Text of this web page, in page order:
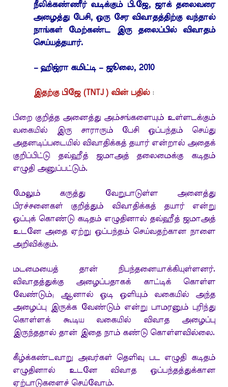
நீலிக்கண்ணீர் வடிக்கும் பி.ஜே, ஜாக் தலைவரை
அழைத்து பேசி, ஒரு சேர விவாதத்திற்கு வந்தால்
நாங்கள் மேற்கண்ட இரு தலைப்பில் விவாதம்
செய்யத்தயார்.
– ஹிஜ்ரா கமிட்டி – ஜூலை, 2010
இதற்கு பிஜே (TNTJ ) வின் பதில் :
பிறை குறித்த அனைத்து அம்சங்களையும் உள்ளடக்கும்
வகையில் இரு சாராரும் பேசி ஒப்பந்தம் செய்து
அதனடிப்படையில் விவாதிக்கத் தயார் என்றால் அதைக்
குறிப்பிட்டு தவ்ஹீத் ஜமாஅத் தலைமைக்கு கடிதம்
எழுதி அனுப்பட்டும்.
மேலும் கருத்து வேறுபாடுள்ள அனைத்து
பிரச்சனைகள் குறித்தும் விவாதிக்கத் தயார் என்று
ஒப்புக் கொண்டு கடிதம் எழுதினால் தவ்ஹீத் ஜமாஅத்
உடனே அதை ஏற்று ஒப்பந்தம் செய்வதற்கான நாளை
அறிவிக்கும்.
மடமையைத் தான் நிபந்தனையாக்கியுள்ளனர்.
விவாதத்துக்கு அழைப்பதாகக் காட்டிக் கொள்ள
வேண்டும்; ஆனால் ஓடி ஒளியும் வகையில் அந்த
அழைப்பு இருக்க வேண்டும் என்று பாமரனும் புரிந்து
கொள்ளக் கூடிய வகையில் விவாத அழைப்பு
இருந்ததால் தான் இதை நாம் கண்டு கொள்ளவில்லை.
கீழ்க்கண்டவாறு அவர்கள் தெளிவு பட எழுதி கடிதம்
எழுதினால் உடனே விவாத ஒப்பந்தத்துக்கான
ஏற்பாடுகளைச் செய்வோம்.